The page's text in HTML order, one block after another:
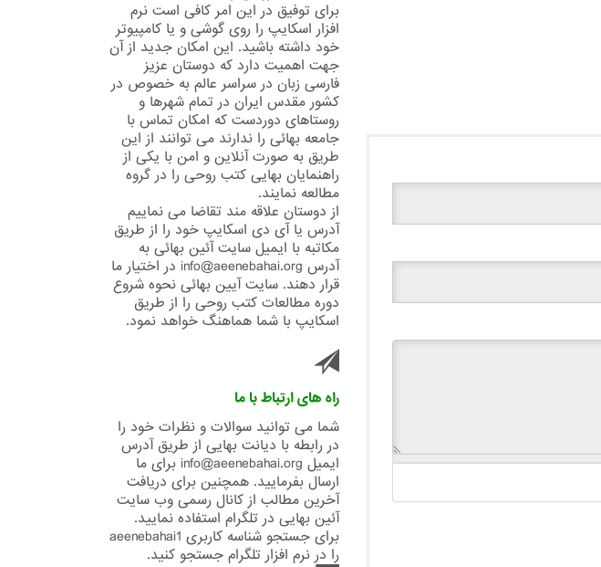
برای توفیق در این امر کافی است نرم
افزار اسکایپ را روی گوشی و یا کامپیوتر
خود داشته باشید. این امکان جدید از آن
جهت اهمیت دارد که دوستان عزیز
فارسی زبان در سراسر عالم به خصوص در
کشور مقدس ایران در تمام شهرها و
روستاهای دوردست که امکان تماس با
جامعه بهائی را ندارند می توانند از این
طریق به صورت آنلاین و امن با یکی از
راهنمایان بهایی کتب روحی را در گروه
مطالعه نمایند.
از دوستان علاقه مند تقاضا می نماییم
آدرس یا آی دی اسکایپ خود را از طریق
مکاتبه با ایمیل سایت آئین بهائی به
آدرس info@aeenebahai.org در اختیار ما
قرار دهند. سایت آیین بهائی نحوه شروع
دوره مطالعات کتب روحی را از طریق
اسکایپ با شما هماهنگ خواهد نمود.
راه های ارتباط با ما
شما می توانید سوالات و نظرات خود را
در رابطه با دیانت بهایی از طریق آدرس
ایمیل info@aeenebahai.org برای ما
ارسال بفرمایید. همچنین برای دریافت
آخرین مطالب از کانال رسمی وب سایت
آئین بهایی در تلگرام استفاده نمایید.
برای جستجو شناسه کاربری aeenebahai1
را در نرم افزار تلگرام جستجو کنید.